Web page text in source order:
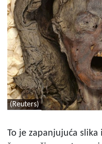
(Reuters)
To je zapanjujuća